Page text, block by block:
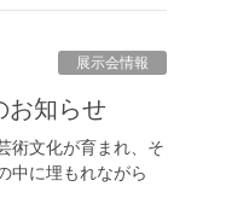
展示会情報
お知らせ
術文化が育まれ、そ
中に埋もれながら